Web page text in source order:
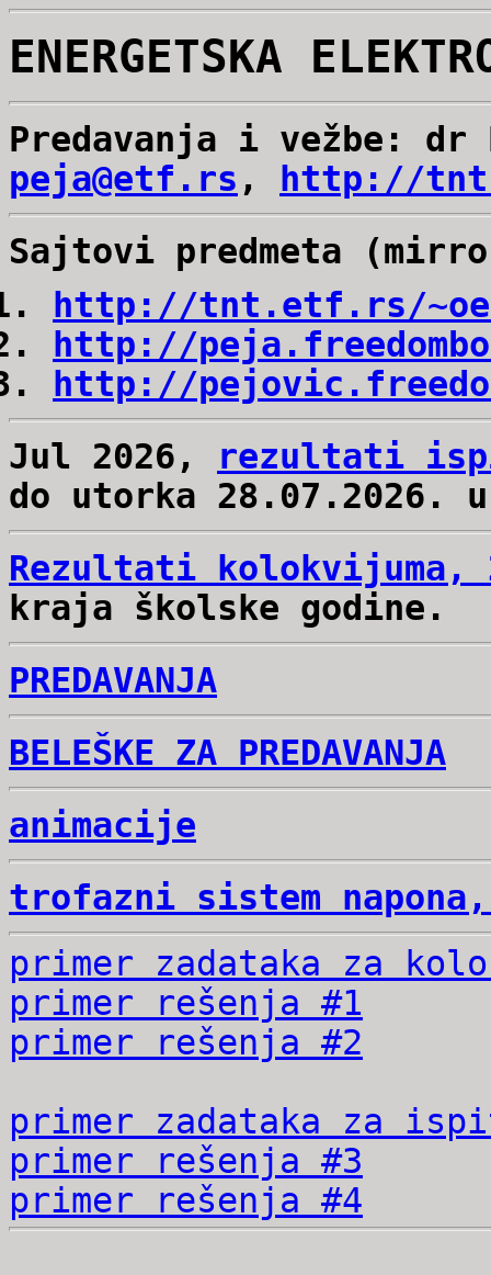
ENERGETSKA
Predavanja i vežbe:
peja@etf.rs ,
http://
Sajtovi predmeta
http://tnt.etf.rs/
http://
http://
Jul 2026,
rezultati
do utorka 28.07.2026.
Rezultati kolokvijuma,
kraja školske godine.
PREDAVANJA
BELEŠKE ZA PREDAVANJA
animacije
trofazni sistem
primer zadataka za
primer rešenja #1
primer rešenja #2
primer zadataka za
primer rešenja #3
primer rešenja #4